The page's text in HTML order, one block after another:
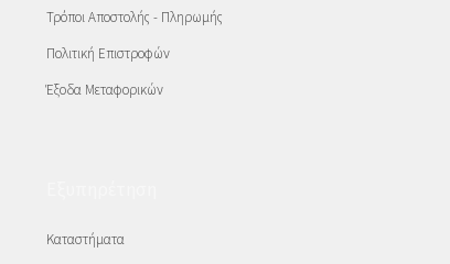
Τρόποι Αποστολής - Πληρωμής
Πολιτική Επιστροφών
Έξοδα Μεταφορικών
Καταστήματα